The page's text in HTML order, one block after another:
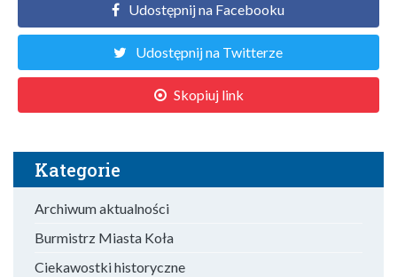
Udostępnij na Facebooku
Udostępnij na Twitterze
Skopiuj link
Kategorie
Archiwum aktualności
Burmistrz Miasta Koła
Ciekawostki historyczne